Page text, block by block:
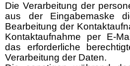
Die Verarbeitung der
aus der Eingabemaske
Bearbeitung der
Kontaktaufnahme per E-
das erforderliche
Verarbeitung der Daten.